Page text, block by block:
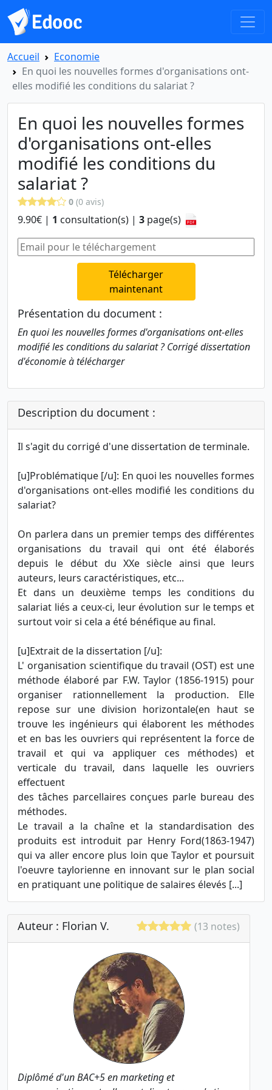
Accueil
Economie
En quoi les nouvelles formes d'organisations ont-
elles modifié les conditions du salariat ?
En quoi les nouvelles formes
d'organisations ont-elles
modifié les conditions du
salariat ?
0 (0 avis)
9.90€ | 1 consultation(s) | 3 page(s)
Télécharger
maintenant
Présentation du document :
En quoi les nouvelles formes d'organisations ont-elles
modifié les conditions du salariat ? Corrigé dissertation
d'économie à télécharger
Description du document :
Il s'agit du corrigé d'une dissertation de terminale.
[u]Problématique [/u]: En quoi les nouvelles formes
d'organisations ont-elles modifié les conditions du
salariat?
On parlera dans un premier temps des différentes
organisations du travail qui ont été élaborés
depuis le début du XXe siècle ainsi que leurs
auteurs, leurs caractéristiques, etc...
Et dans un deuxième temps les conditions du
salariat liés a ceux-ci, leur évolution sur le temps et
surtout voir si cela a été bénéfique au final.
[u]Extrait de la dissertation [/u]:
L' organisation scientifique du travail (OST) est une
méthode élaboré par F.W. Taylor (1856-1915) pour
organiser rationnellement la production. Elle
repose sur une division horizontale(en haut se
trouve les ingénieurs qui élaborent les méthodes
et en bas les ouvriers qui représentent la force de
travail et qui va appliquer ces méthodes) et
verticale du travail, dans laquelle les ouvriers
effectuent
des tâches parcellaires conçues parle bureau des
méthodes.
Le travail a la chaîne et la standardisation des
produits est introduit par Henry Ford(1863-1947)
qui va aller encore plus loin que Taylor et poursuit
l'oeuvre taylorienne en innovant sur le plan social
en pratiquant une politique de salaires élevés [...]
Auteur : Florian V. (13 notes)
Diplômé d'un BAC+5 en marketing et